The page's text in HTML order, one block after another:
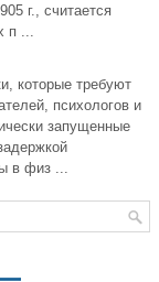
г., считается
п ...
которые требуют
психологов и
запущенные
в физ ...